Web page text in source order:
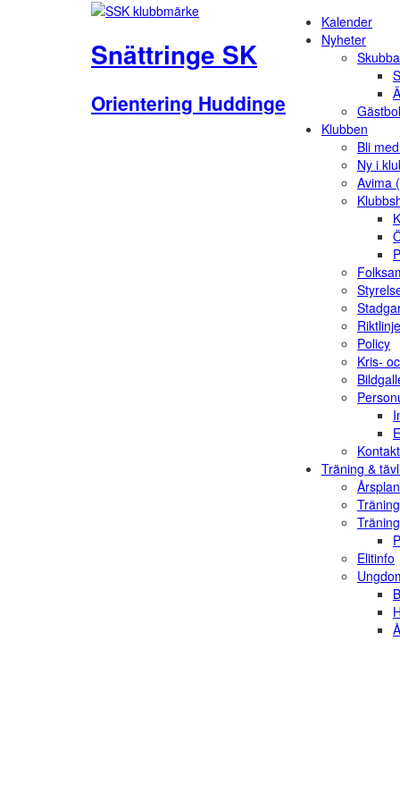
Snättringe SK
Orientering Huddinge
Kalender
Nyheter
Klubben
Bli
Ny i
Avima
Policy
Kris-
Kontakt
Träning &
Årsplan
Elitinfo